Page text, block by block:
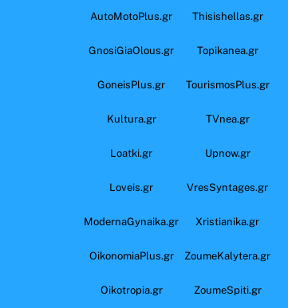
AutoMotoPlus.gr Thisishellas.gr
GnosiGiaOlous.gr Topikanea.gr
GoneisPlus.gr TourismosPlus.gr
Kultura.gr TVnea.gr
Loatki.gr Upnow.gr
Loveis.gr VresSyntages.gr
ModernaGynaika.gr Xristianika.gr
OikonomiaPlus.gr ZoumeKalytera.gr
Oikotropia.gr ZoumeSpiti.gr